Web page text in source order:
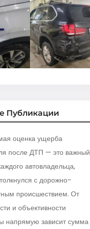
Публикации
оценка ущерба
после ДТП — это важный
автовладельца,
с дорожно-
происшествием. От
и объективности
напрямую зависит сумма